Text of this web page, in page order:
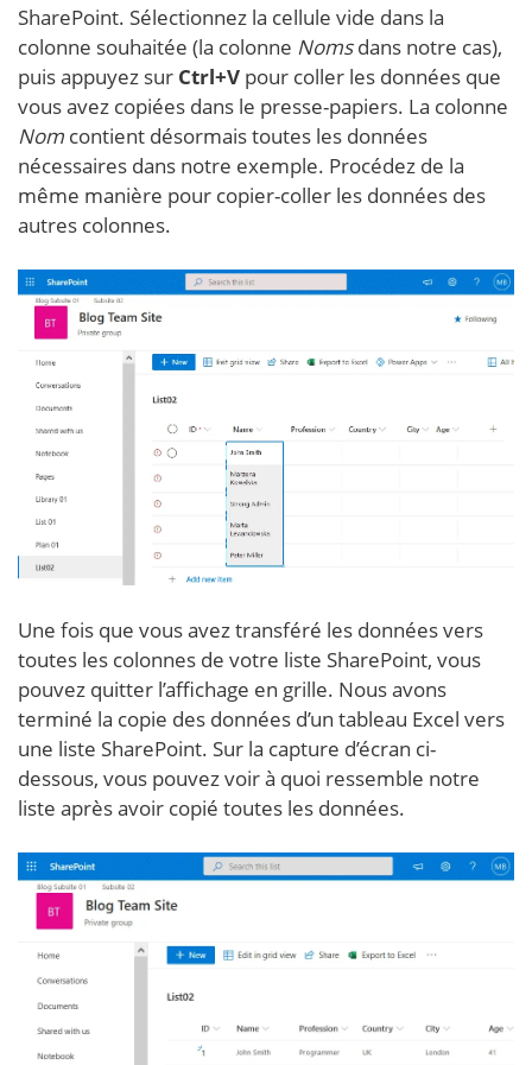
SharePoint. Sélectionnez la cellule vide dans la
colonne souhaitée (la colonne Nomsdans notre cas),
puis appuyez sur Ctrl+V pour coller les données que
vous avez copiées dans le presse-papiers. La colonne
Nom contient désormais toutes les données
nécessaires dans notre exemple. Procédez de la
même manière pour copier-coller les données des
autres colonnes.
Une fois que vous avez transféré les données vers
toutes les colonnes de votre liste SharePoint, vous
pouvez quitter l’affichage en grille. Nous avons
terminé la copie des données d’un tableau Excel vers
une liste SharePoint. Sur la capture d’écran ci-
dessous, vous pouvez voir à quoi ressemble notre
liste après avoir copié toutes les données.